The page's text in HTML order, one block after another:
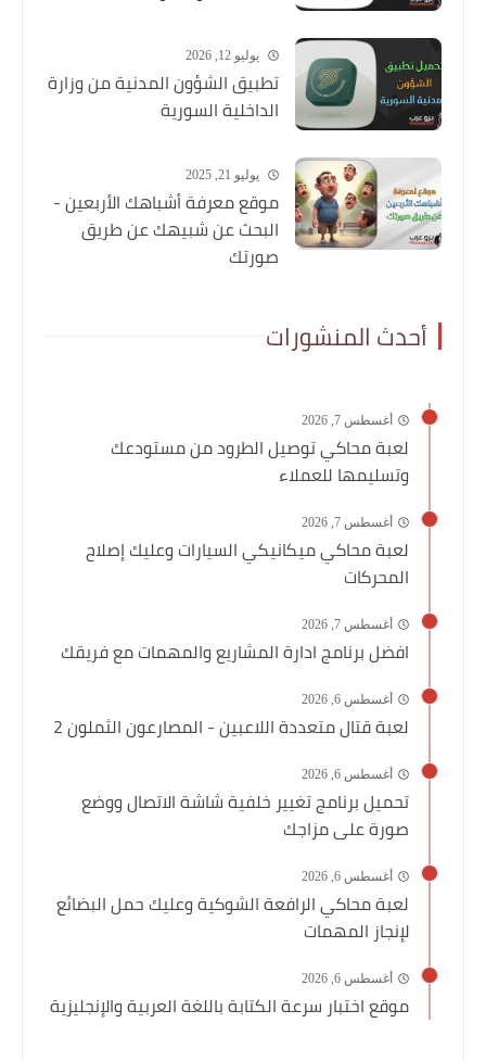
يوليو 12, 2026
تطبيق الشؤون المدنية من وزارة
الداخلية السورية
يوليو 21, 2025
موقع معرفة أشباهك الأربعين -
البحث عن شبيهك عن طريق
صورتك
أحدث المنشورات
أغسطس 7, 2026
لعبة محاكي توصيل الطرود من مستودعك
وتسليمها للعملاء
أغسطس 7, 2026
لعبة محاكي ميكانيكي السيارات وعليك إصلاح
المحركات
أغسطس 7, 2026
افضل برنامج ادارة المشاريع والمهمات مع فريقك
أغسطس 6, 2026
لعبة قتال متعددة اللاعبين - المصارعون الثملون 2
أغسطس 6, 2026
تحميل برنامج تغيير خلفية شاشة الاتصال ووضع
صورة على مزاجك
أغسطس 6, 2026
لعبة محاكي الرافعة الشوكية وعليك حمل البضائع
لإنجاز المهمات
أغسطس 6, 2026
موقع اختبار سرعة الكتابة باللغة العربية والإنجليزية